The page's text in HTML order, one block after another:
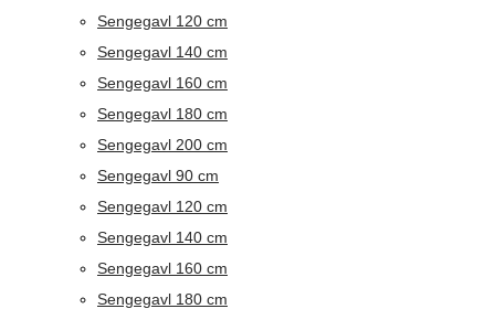
Sengegavl 120 cm
Sengegavl 140 cm
Sengegavl 160 cm
Sengegavl 180 cm
Sengegavl 200 cm
Sengegavl 90 cm
Sengegavl 120 cm
Sengegavl 140 cm
Sengegavl 160 cm
Sengegavl 180 cm